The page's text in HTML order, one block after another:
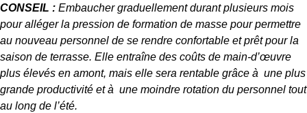
CONSEIL : Embaucher graduellement durant plusieurs mois
pour alléger la pression de formation de masse pour permettre
au nouveau personnel de se rendre confortable et prêt pour la
saison de terrasse. Elle entraîne des coûts de main-d’œuvre
plus élevés en amont, mais elle sera rentable grâce à une plus
grande productivité et à une moindre rotation du personnel tout
au long de l’été.